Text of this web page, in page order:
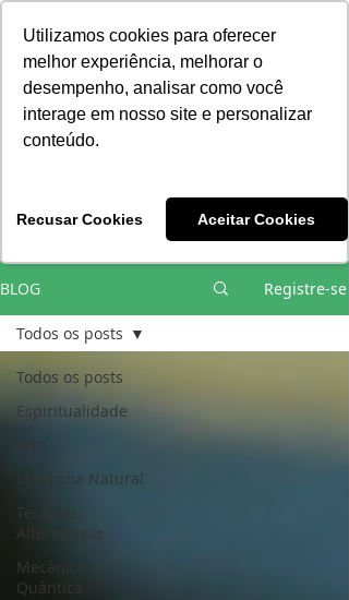
Utilizamos cookies para oferecer
melhor experiência, melhorar o
desempenho, analisar como você
interage em nosso site e personalizar
conteúdo.
Recusar Cookies Aceitar Cookies
Vivências e Cursos Iniciáticos
BLOG Registre-se
Todos os posts
Espiritualidade
Medicina Natural
Terapias
Alternativas
Mecânica
Quântica
Todos os posts